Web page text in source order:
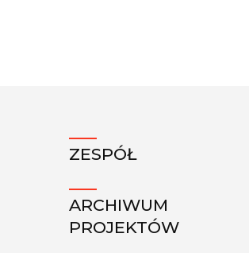
ZESPÓŁ
ARCHIWUM
PROJEKTÓW